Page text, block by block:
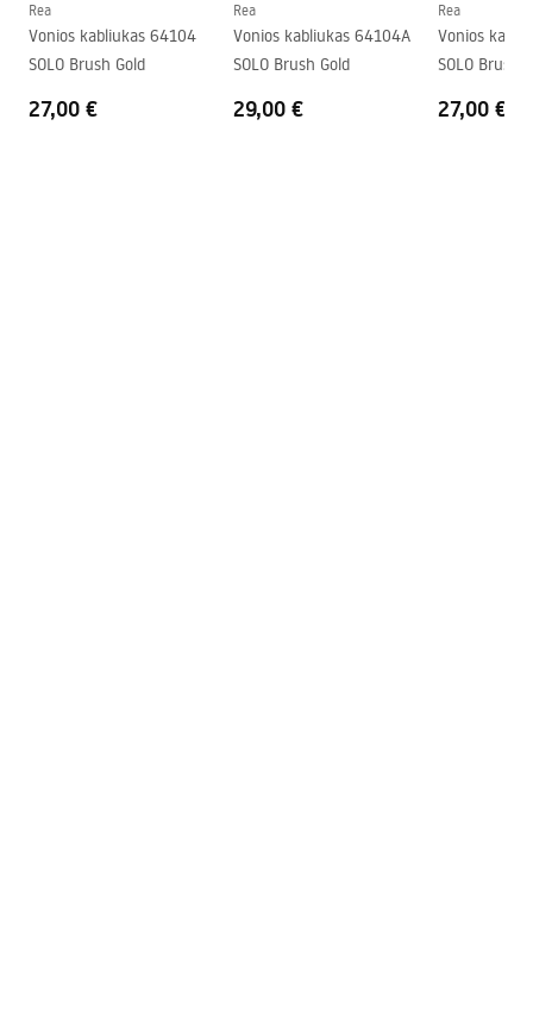
Rea
Vonios kabliukas 64104
SOLO Brush Gold
27,00 €
Rea
Vonios kabliukas 64104A
SOLO Brush Gold
29,00 €
Rea
Vonios
SOLO Brush
27,00 €